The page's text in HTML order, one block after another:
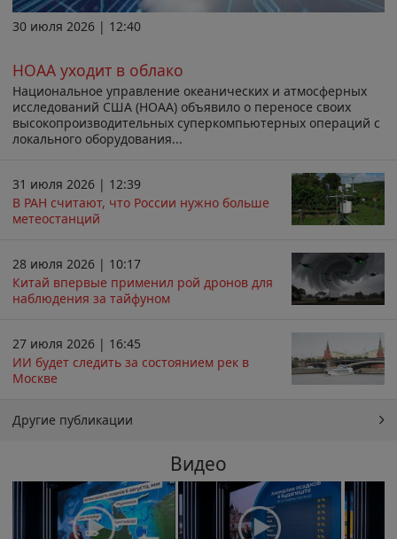
30 июля 2026 | 12:40
НОАА уходит в облако
Национальное управление океанических и атмосферных
исследований США (НОАА) объявило о переносе своих
высокопроизводительных суперкомпьютерных операций с
локального оборудования...
31 июля 2026 | 12:39
В РАН считают, что России нужно больше
метеостанций
28 июля 2026 | 10:17
Китай впервые применил рой дронов для
наблюдения за тайфуном
27 июля 2026 | 16:45
ИИ будет следить за состоянием рек в
Москве
Другие публикации
Видео